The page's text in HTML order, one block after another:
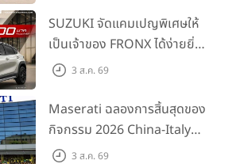
พร้อมลุย ด้วยราคาพิเศษเริ่ม
ต้นที่ 9.49 แสนบาท
SUZUKI จัดแคมเปญพิเศษให้
เป็นเจ้าของ FRONX ได้ง่ายยิ่ง
ขึ้นสำหรับรุ่น GL ราคาพิเศษ
200 คัน พร้อมข้อเสนอสุดคุ้ม
3 ส.ค. 69
Maserati ฉลองการสิ้นสุดของ
กิจกรรม 2026 China-Italy
Grand Tour ณ สำนักงาน
3 ส.ค. 69